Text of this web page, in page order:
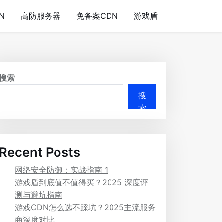
高防服务器 免备案CDN 游戏盾
索
搜
索
Posts
网络安全防御：实战指南 1
游戏盾到底值不值得买？2025 深度评
测与避坑指南
游戏CDN怎么选不踩坑？2025主流服务
商深度对比